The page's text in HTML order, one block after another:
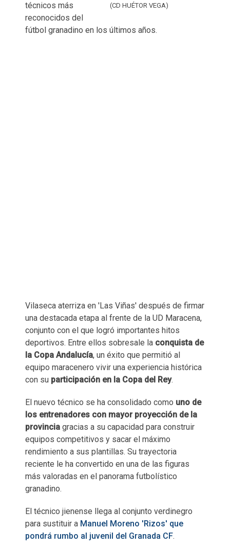
(CD HUÉTOR VEGA)
técnicos más
reconocidos del
fútbol granadino en los últimos años.
Vilaseca aterriza en 'Las Viñas' después de firmar
una destacada etapa al frente de la UD Maracena,
conjunto con el que logró importantes hitos
deportivos. Entre ellos sobresale la conquista de
la Copa Andalucía, un éxito que permitió al
equipo maracenero vivir una experiencia histórica
con su participación en la Copa del Rey.
El nuevo técnico se ha consolidado como uno de
los entrenadores con mayor proyección de la
provincia gracias a su capacidad para construir
equipos competitivos y sacar el máximo
rendimiento a sus plantillas. Su trayectoria
reciente le ha convertido en una de las figuras
más valoradas en el panorama futbolístico
granadino.
El técnico jienense llega al conjunto verdinegro
para sustituir a Manuel Moreno 'Rizos' que
pondrá rumbo al juvenil del Granada CF.